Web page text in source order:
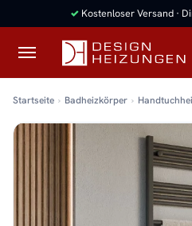
✓ Kostenloser Versand ·
Startseite Badheizkörper